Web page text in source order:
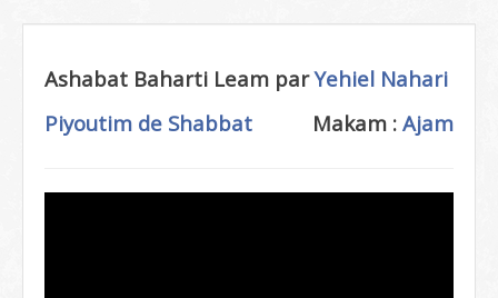
Ashabat Baharti Leam parYehiel Nahari
Piyoutim de Shabbat
Makam : Ajam